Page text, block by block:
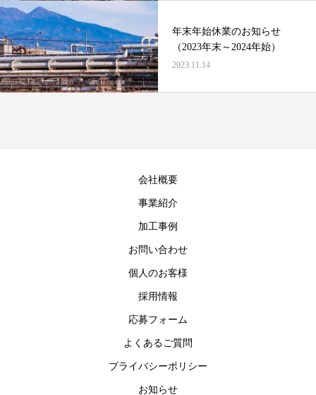
年末年始休業のお知らせ
（2023年末～2024年始）
2023.11.14
会社概要
事業紹介
加工事例
お問い合わせ
個人のお客様
採用情報
応募フォーム
よくあるご質問
プライバシーポリシー
お知らせ